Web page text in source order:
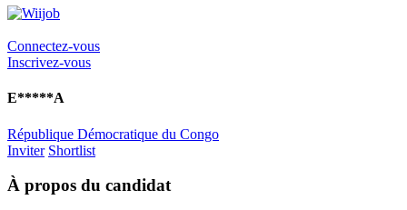
Connectez-vous
Inscrivez-vous
E*****A
République Démocratique du Congo
Inviter Shortlist
À propos du candidat